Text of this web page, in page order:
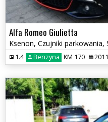
Alfa Romeo Giulietta
1.4 Benzyna KM 170 2011